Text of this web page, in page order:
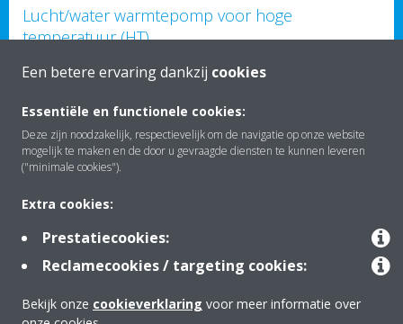
Lucht/water warmtepomp voor hoge
temperatuur (HT)
Welke warmtepomp kiezen
Een betere ervaring dankzij cookies
Essentiële en functionele cookies:
Deze zijn noodzakelijk, respectievelijk om de navigatie op onze website
mogelijk te maken en de door u gevraagde diensten te kunnen leveren
("minimale cookies").
Extra cookies:
Prestatiecookies:
Reclamecookies / targeting cookies:
Bekijk onze cookieverklaring voor meer informatie over